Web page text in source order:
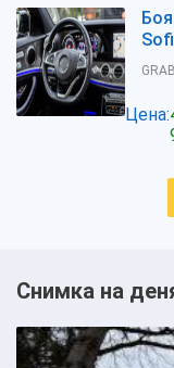
Цена:
Снимка на